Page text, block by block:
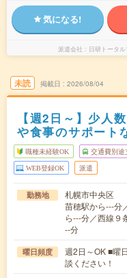
気になる!
派遣会社 日研トータ
未読 掲載日 2026/08/04
【週2日～】少人
や食事のサポート
職種未経験OK 交通費別途
WEB登録OK 派遣
勤務地
札幌市中央区
苗穂駅から---分
ら---分／西線９
--分
曜日頻度
週2日～OK ■曜
談ください！